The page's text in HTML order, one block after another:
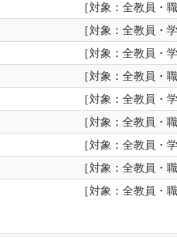
［対象：全教員・
［対象：全教員・
［対象：全教員・
［対象：全教員・
［対象：全教員・
［対象：全教員・
［対象：全教員・
［対象：全教員・
［対象：全教員・